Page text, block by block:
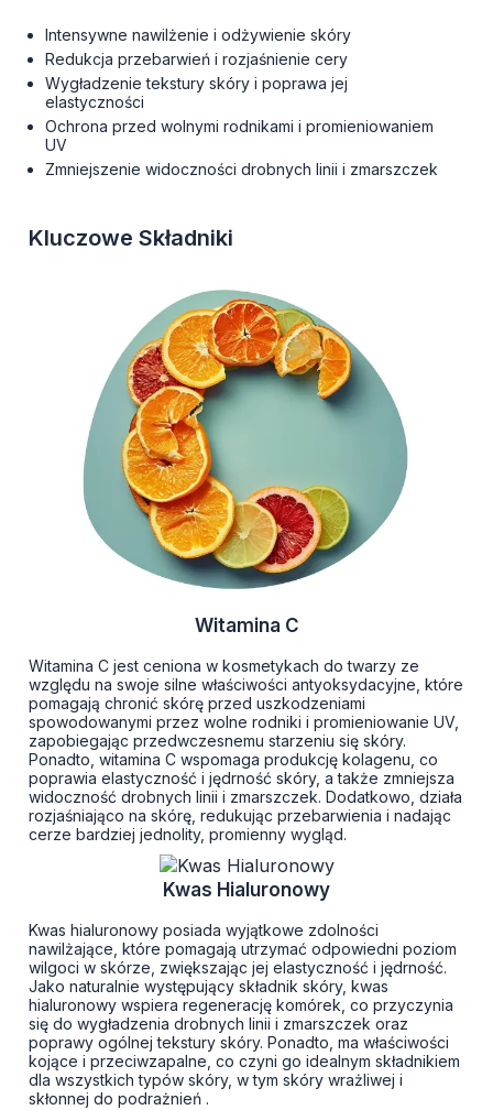
Intensywne nawilżenie i odżywienie skóry
Redukcja przebarwień i rozjaśnienie cery
Wygładzenie tekstury skóry i poprawa jej
elastyczności
Ochrona przed wolnymi rodnikami i promieniowaniem
UV
Zmniejszenie widoczności drobnych linii i zmarszczek
Kluczowe Składniki
Witamina C
Witamina C jest ceniona w kosmetykach do twarzy ze
względu na swoje silne właściwości antyoksydacyjne, które
pomagają chronić skórę przed uszkodzeniami
spowodowanymi przez wolne rodniki i promieniowanie UV,
zapobiegając przedwczesnemu starzeniu się skóry.
Ponadto, witamina C wspomaga produkcję kolagenu, co
poprawia elastyczność i jędrność skóry, a także zmniejsza
widoczność drobnych linii i zmarszczek. Dodatkowo, działa
rozjaśniająco na skórę, redukując przebarwienia i nadając
cerze bardziej jednolity, promienny wygląd​.
Kwas Hialuronowy
Kwas hialuronowy posiada wyjątkowe zdolności
nawilżające, które pomagają utrzymać odpowiedni poziom
wilgoci w skórze, zwiększając jej elastyczność i jędrność.
Jako naturalnie występujący składnik skóry, kwas
hialuronowy wspiera regenerację komórek, co przyczynia
się do wygładzenia drobnych linii i zmarszczek oraz
poprawy ogólnej tekstury skóry. Ponadto, ma właściwości
kojące i przeciwzapalne, co czyni go idealnym składnikiem
dla wszystkich typów skóry, w tym skóry wrażliwej i
skłonnej do podrażnień​ .